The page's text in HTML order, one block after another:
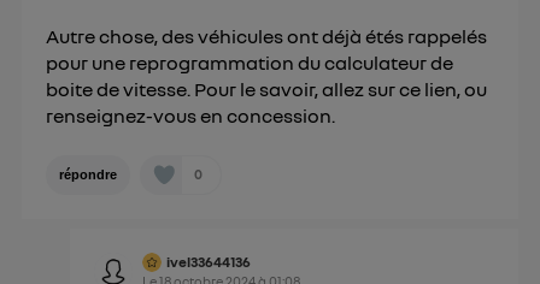
Autre chose, des véhicules ont déjà étés rappelés
pour une reprogrammation du calculateur de
boite de vitesse. Pour le savoir, allez sur ce lien, ou
renseignez-vous en concession.
répondre 0
ivel33644136